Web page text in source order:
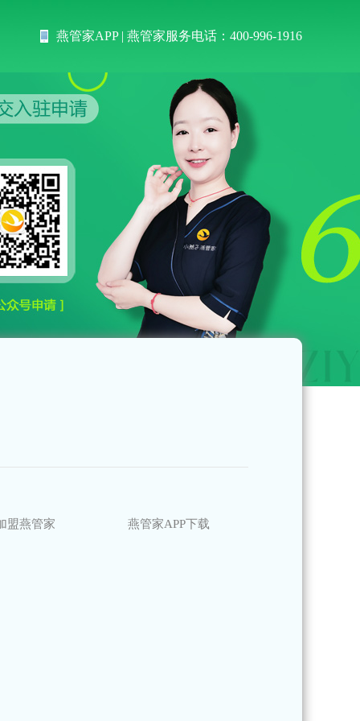
燕管家APP| 燕管家服务电话：400-996-1916
盟燕管家 燕管家APP下载